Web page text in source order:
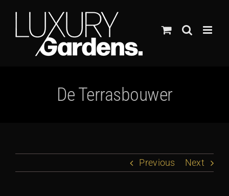
inhoud
De Terrasbouwer
Previous Next